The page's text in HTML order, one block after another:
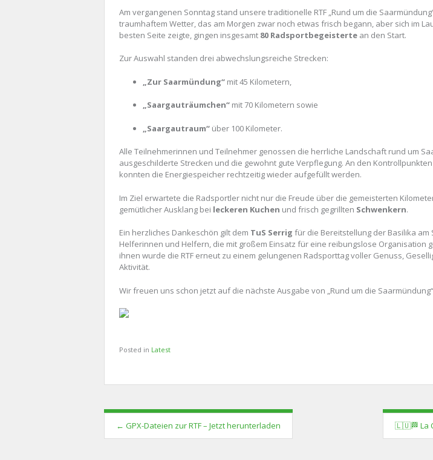
Am vergangenen Sonntag stand unsere traditionelle RTF „Rund um die
traumhaftem Wetter, das am Morgen zwar noch etwas frisch begann, aber sich im
besten Seite zeigte, gingen insgesamt 80 Radsportbegeisterte an den Start.
Zur Auswahl standen drei abwechslungsreiche Strecken:
„Zur Saarmündung“ mit 45 Kilometern,
„Saargauträumchen“ mit 70 Kilometern sowie
„Saargautraum“ über 100 Kilometer.
Alle Teilnehmerinnen und Teilnehmer genossen die herrliche Landschaft rund um
ausgeschilderte Strecken und die gewohnt gute Verpflegung. An den
konnten die Energiespeicher rechtzeitig wieder aufgefüllt werden.
Im Ziel erwartete die Radsportler nicht nur die Freude über die gemeisterten
gemütlicher Ausklang bei leckeren Kuchen und frisch gegrillten Schwenkern.
Ein herzliches Dankeschön gilt dem TuS Serrig für die Bereitstellung der Basilika am
Helferinnen und Helfern, die mit großem Einsatz für eine reibungslose Organisation
ihnen wurde die RTF erneut zu einem gelungenen Radsporttag voller Genuss,
Aktivität.
Wir freuen uns schon jetzt auf die nächste Ausgabe von „Rund um die
Posted in Latest
Post
navigation
← GPX-Dateien zur RTF – Jetzt herunterladen 🇱🇺🏁 La